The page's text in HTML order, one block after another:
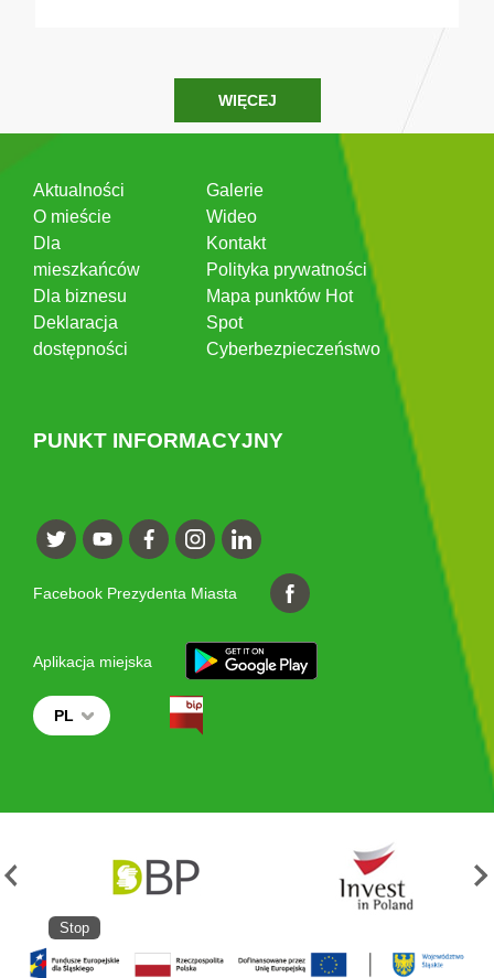
WIĘCEJ
Aktualności
O mieście
Dla
mieszkańców
Dla biznesu
Deklaracja
dostępności
Galerie
Wideo
Kontakt
Polityka prywatności
Mapa punktów Hot
Spot
Cyberbezpieczeństwo
PUNKT INFORMACYJNY
Facebook Prezydenta Miasta
Aplikacja miejska
PL
Stop